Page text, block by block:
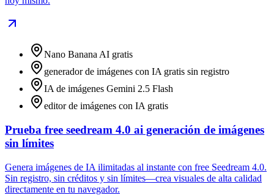
Nano Banana AI gratis
generador de imágenes con IA gratis sin registro
IA de imágenes Gemini 2.5 Flash
editor de imágenes con IA gratis
Prueba free seedream 4.0 ai generación de imágenes
sin límites
Genera imágenes de IA ilimitadas al instante con free Seedream 4.0.
Sin registro, sin créditos y sin límites—crea visuales de alta calidad
directamente en tu navegador.